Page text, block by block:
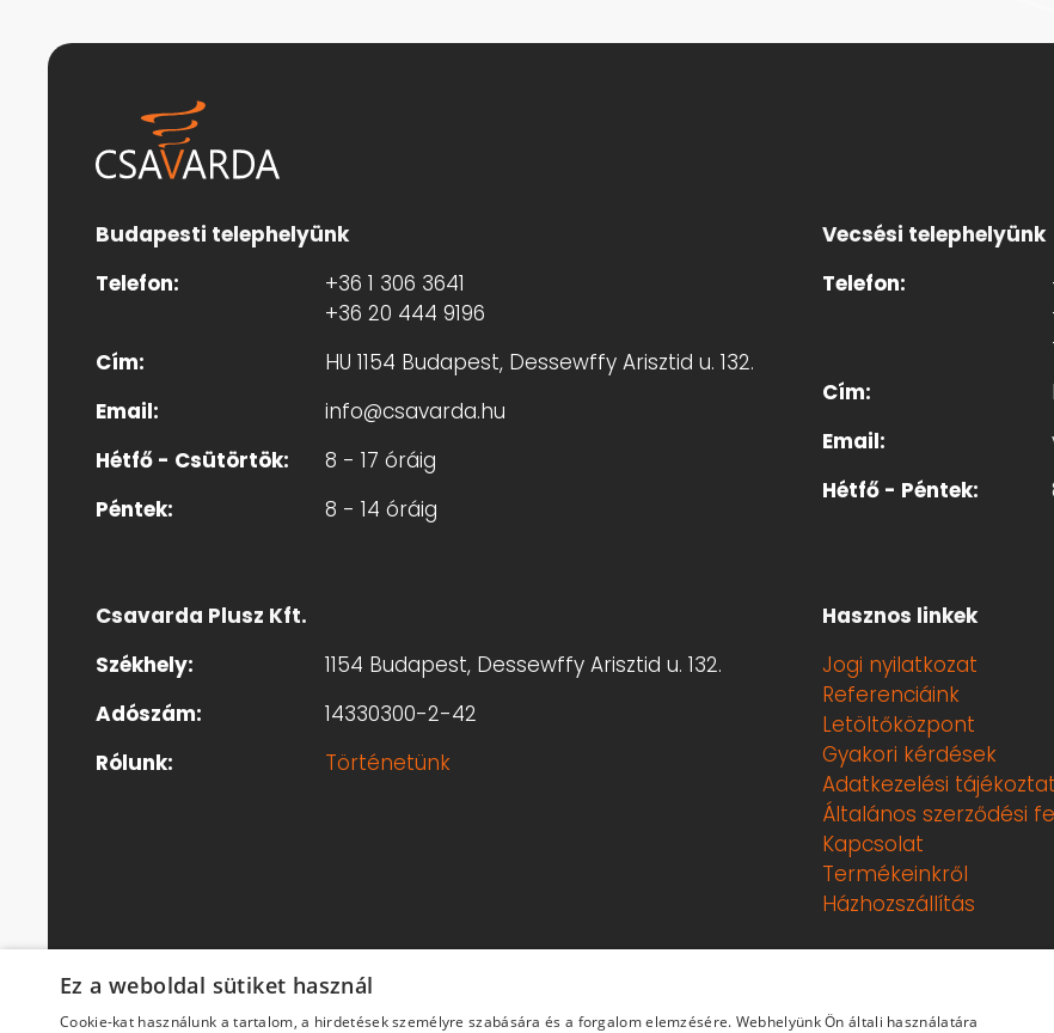
Csavarda Plusz Kft.
Székhely:
1154 Budapest, Dessewffy Arisztid u. 132.
Adószám:
14330300-2-42
Rólunk:
Történetünk
Budapesti telephelyünk
Telefon:
+36 1 306 3641
+36 20 444 9196
Cím:
HU 1154 Budapest, Dessewffy Arisztid u. 132.
Email:
info@csavarda.hu
Hétfő - Csütörtök:
8 - 17 óráig
Péntek:
8 - 14 óráig
Vecsési telephelyünk
Telefon:
Cím:
Email:
Hétfő - Péntek:
Hasznos linkek
Jogi nyilatkozat
Referenciáink
Letöltőközpont
Gyakori kérdések
Adatkezelési
Általános szerződési
Kapcsolat
Termékeinkről
Házhozszállítás
Copyright © 2026 - Csavarda Plusz Kft. - Minden jog fenntartva.
Ez a weboldal sütiket használ
Cookie-kat használunk a tartalom, a hirdetések személyre szabására és a forgalom elemzésére. Webhelyünk Ön általi használatára